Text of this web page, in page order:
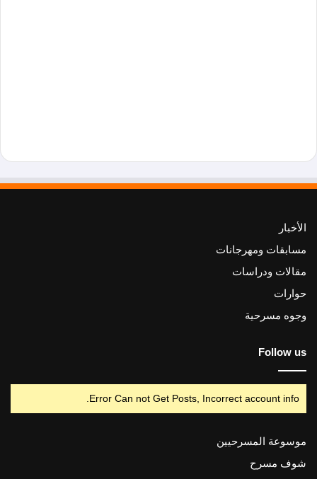
الأخبار
مسابقات ومهرجانات
مقالات ودراسات
حوارات
وجوه مسرحية
Follow us
Error Can not Get Posts, Incorrect account info.
موسوعة المسرحيين
شوف مسرح